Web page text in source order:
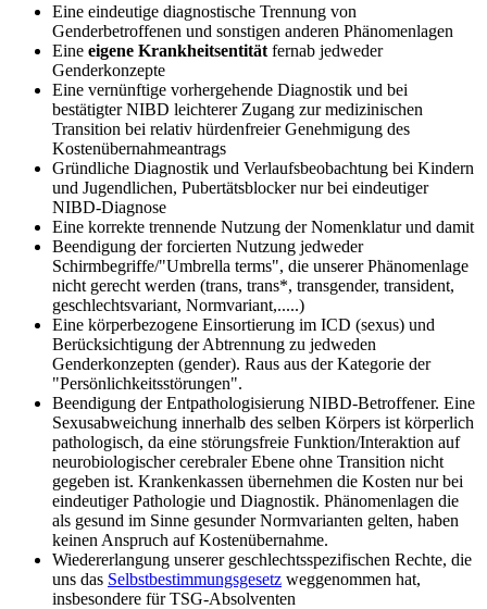
Eine eindeutige diagnostische Trennung von
Genderbetroffenen und sonstigen anderen Phänomenlagen
Eine eigene Krankheitsentität fernab jedweder
Genderkonzepte
Eine vernünftige vorhergehende Diagnostik und bei
bestätigter NIBD leichterer Zugang zur medizinischen
Transition bei relativ hürdenfreier Genehmigung des
Kostenübernahmeantrags
Gründliche Diagnostik und Verlaufsbeobachtung bei Kindern
und Jugendlichen, Pubertätsblocker nur bei eindeutiger
NIBD-Diagnose
Eine korrekte trennende Nutzung der Nomenklatur und damit
Beendigung der forcierten Nutzung jedweder
Schirmbegriffe/"Umbrella terms", die unserer Phänomenlage
nicht gerecht werden (trans, trans*, transgender, transident,
geschlechtsvariant, Normvariant,.....)
Eine körperbezogene Einsortierung im ICD (sexus) und
Berücksichtigung der Abtrennung zu jedweden
Genderkonzepten (gender). Raus aus der Kategorie der
"Persönlichkeitsstörungen".
Beendigung der Entpathologisierung NIBD-Betroffener. Eine
Sexusabweichung innerhalb des selben Körpers ist körperlich
pathologisch, da eine störungsfreie Funktion/Interaktion auf
neurobiologischer cerebraler Ebene ohne Transition nicht
gegeben ist. Krankenkassen übernehmen die Kosten nur bei
eindeutiger Pathologie und Diagnostik. Phänomenlagen die
als gesund im Sinne gesunder Normvarianten gelten, haben
keinen Anspruch auf Kostenübernahme.
Wiedererlangung unserer geschlechtsspezifischen Rechte, die
uns das Selbstbestimmungsgesetz weggenommen hat,
insbesondere für TSG-Absolventen